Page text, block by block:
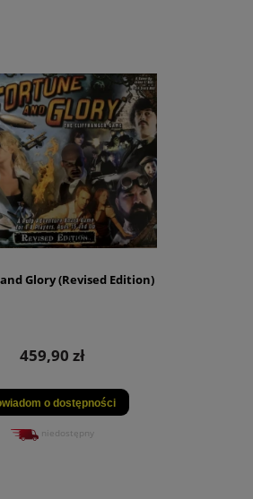
Glory (Revised Edition)
459,90 zł
o dostępności
niedostępny